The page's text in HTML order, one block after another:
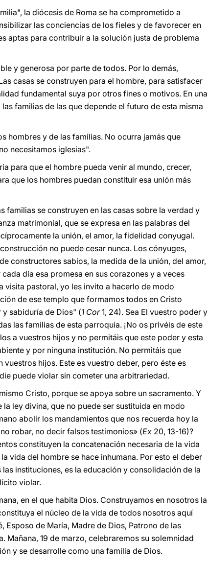
la diócesis de Roma se ha comprometido a
las conciencias de los fieles y de favorecer en
aptas para contribuir a la solución justa de problema
y generosa por parte de todos. Por lo demás,
casas se construyen para el hombre, para satisfacer
fundamental suya por otros fines o motivos. En una
familias de las que depende el futuro de esta misma
hombres y de las familias. No ocurra jamás que
necesitamos iglesias".
para que el hombre pueda venir al mundo, crecer,
que los hombres puedan constituir esa unión más
familias se construyen en las casas sobre la verdad y
matrimonial, que se expresa en las palabras del
la unión, el amor, la fidelidad conyugal.
no puede cesar nunca. Los cónyuges,
constructores sabios, la medida de la unión, del amor,
día esa promesa en sus corazones y a veces
visita pastoral, yo les invito a hacerlo de modo
de ese templo que formamos todos en Cristo
sabiduría de Dios" (1 Cor1, 24). Sea El vuestro poder y
las familias de esta parroquia. ¡No os privéis de este
a vuestros hijos y no permitáis que este poder y esta
y por ninguna institución. No permitáis que
hijos. Este es vuestro deber, pero éste es
puede violar sin cometer una arbitrariedad.
Cristo, porque se apoya sobre un sacramento. Y
ley divina, que no puede ser sustituida en modo
abolir los mandamientos que nos recuerda hoy la
robar, no decir falsos testimonios» (Ex 20, 13-16)?
constituyen la concatenación necesaria de la vida
vida del hombre se hace inhumana. Por esto el deber
instituciones, es la educación y consolidación de la
violar.
en el que habita Dios. Construyamos en nosotros la
el núcleo de la vida de todos nosotros aquí
Esposo de María, Madre de Dios, Patrono de las
Mañana, 19 de marzo, celebraremos su solemnidad
y se desarrolle como una familia de Dios.